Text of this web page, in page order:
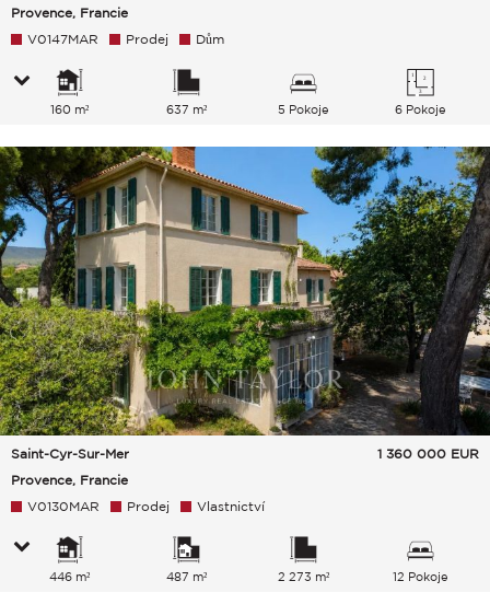
Provence, Francie
V0147MAR Prodej Dům
160 m² 637 m² 5 Pokoje 6 Pokoje
Saint-Cyr-Sur-Mer
Provence, Francie
1 360 000 EUR
V0130MAR Prodej Vlastnictví
446 m² 487 m² 2 273 m² 12 Pokoje